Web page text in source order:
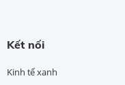
Kết nối
Kinh tế xanh